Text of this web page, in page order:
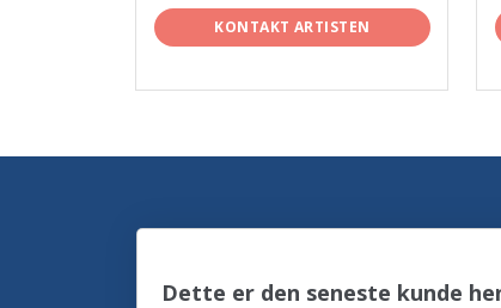
KONTAKT ARTISTEN
Dette er den seneste kunde